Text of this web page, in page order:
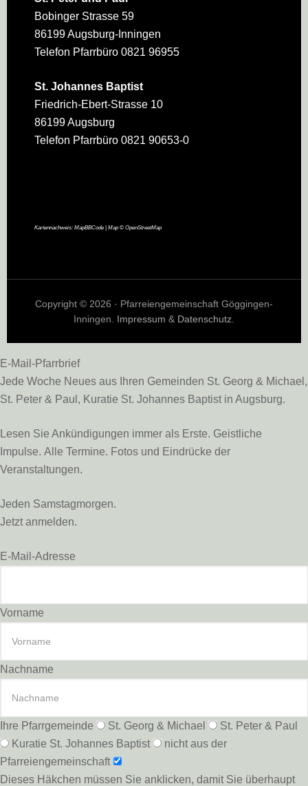
Bobinger Strasse 59
86199 Augsburg-Inningen
Telefon Pfarrbüro 0821 96955
St. Johannes Baptist
Friedrich-Ebert-Strasse 10
86199 Augsburg
Telefon Pfarrbüro 0821 90653-0
Kartennachweis: MapBBCode| Map © OpenStreetMap
Copyright © 2026 · Pfarreiengemeinschaft Göggingen-
Inningen. Impressum & Datenschutz.
E-Mail-Pfarrbrief
Jede Woche Neues aus Ihren Gemeinden St. Georg & Michael,
St. Peter & Paul, Kuratie St. Johannes Baptist in Augsburg.
Lesen Sie Ankündigungen immer als Erste. Geistliche
Impulse. Alle Termine. Fotos und Eindrücke der
Veranstaltungen.
Jeden Samstagmorgen.
Jetzt anmelden.
E-Mail-Adresse
Vorname
Nachname
Ihre Pfarrgemeinde St. Georg & Michael
St. Peter & Paul
Kuratie St. Johannes Baptist
nicht aus der
Pfarreiengemeinschaft
Dieses Häkchen müssen Sie anklicken, damit Sie überhaupt